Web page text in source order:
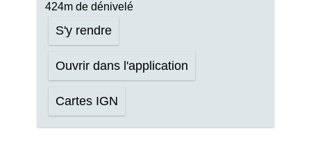
424m de dénivelé
S'y rendre
Ouvrir dans l'application
Cartes IGN